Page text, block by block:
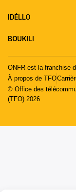
IDÉLLO
BOUKILI
ONFR est la franchise
À propos de TFO
© Office des
(TFO) 2026